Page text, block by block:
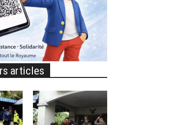
articles